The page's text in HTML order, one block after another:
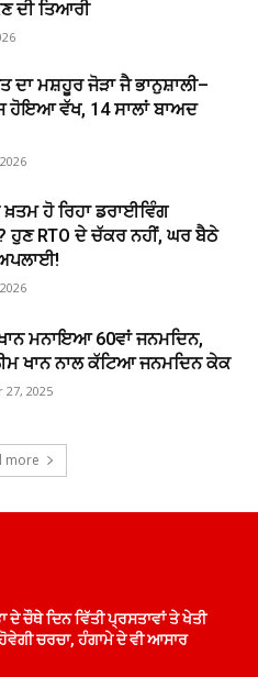
ਦੀ ਤਿਆਰੀ
ਦਾ ਮਸ਼ਹੂਰ ਜੋੜਾ ਜੈ ਭਾਨੁਸ਼ਾਲੀ–
ਹੋਇਆ ਵੱਖ, 14 ਸਾਲਾਂ ਬਾਅਦ
ਖ਼ਤਮ ਹੋ ਰਿਹਾ ਡਰਾਈਵਿੰਗ
ਹੁਣ RTO ਦੇ ਚੱਕਰ ਨਹੀਂ, ਘਰ ਬੈਠੇ
ਮਨਾਇਆ 60ਵਾਂ ਜਨਮਦਿਨ,
ਖਾਨ ਨਾਲ ਕੱਟਿਆ ਜਨਮਦਿਨ ਕੇਕ
2025
more
ਦੇ ਚੌਥੇ ਦਿਨ ਵਿੱਤੀ ਪ੍ਰਸਤਾਵਾਂ ਤੇ ਖੇਤੀ
ਚਰਚਾ, ਹੰਗਾਮੇ ਦੇ ਵੀ ਆਸਾਰ